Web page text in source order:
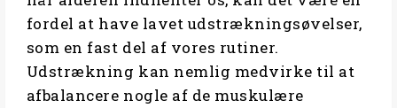
fordel at have lavet udstrækningsøvelser,
som en fast del af vores rutiner.
Udstrækning kan nemlig medvirke til at
afbalancere nogle af de muskulære